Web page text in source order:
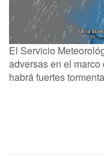
El Servicio
adversas en el
habrá fuertes